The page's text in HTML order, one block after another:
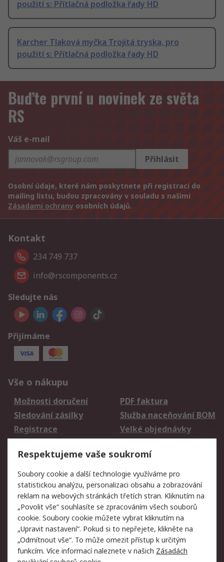
použití s: Přítlačná podložka řady HD
Karcher Tlaková myčka Trojitá tryska, pro
použití s: Přítlačná podložka řady HD
Buďte první u novinek ze světa
RS
Váš e-mail
Přihlásit
Osobní údaje, které nám poskytnete při registraci do
mailing listu, budou zpracovány v souladu s našimi
Zásadami ochrany osobních údajů.
Kontakt
234 749 737
info@rscomponents.cz
Sledujte nás
Přijímáme
Vše o nákupu
Možnosti doručení
PDF faktura
Sledování zásilky
Služba naceňování BOM
Registrace
Velké objednávky
Právní
Autorská práva
Obchodní podmínky
společnosti RS
Prohlášení o ochraně
údajů
Zabezpečení
elektronické pošty
Zásady pro soubory
cookie
Zásady ochrany
osobních údajů
Respektujeme vaše soukromí
Soubory cookie a další technologie využíváme pro
statistickou analýzu, personalizaci obsahu a zobrazování
reklam na webových stránkách třetích stran. Kliknutím na
„Povolit vše“ souhlasíte se zpracováním všech souborů
cookie. Soubory cookie můžete vybrat kliknutím na
„Upravit nastavení“. Pokud si to nepřejete, klikněte na
„Odmítnout vše“. To může omezit přístup k určitým
funkcím. Více informací naleznete v našich Zásadách